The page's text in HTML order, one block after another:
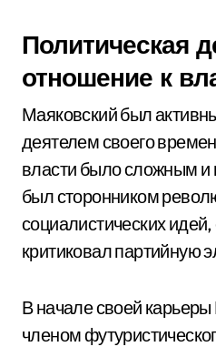
Политическая
отношение к
Маяковский был
деятелем своего
власти было сложным
был сторонником
социалистических
критиковал партийную
В начале своей
членом